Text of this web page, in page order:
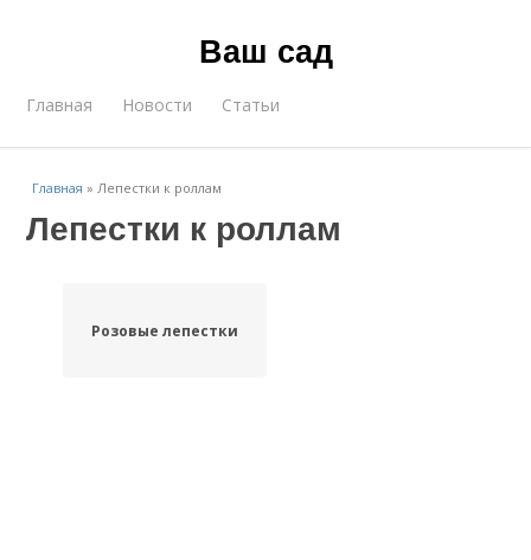
Ваш сад
Главная Новости Статьи
Главная »Лепестки к роллам
Лепестки к роллам
Розовые лепестки